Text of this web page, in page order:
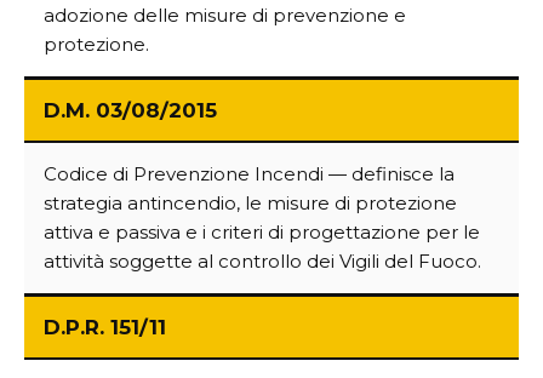
adozione delle misure di prevenzione e
protezione.
D.M. 03/08/2015
Codice di Prevenzione Incendi — definisce la
strategia antincendio, le misure di protezione
attiva e passiva e i criteri di progettazione per le
attività soggette al controllo dei Vigili del Fuoco.
D.P.R. 151/11